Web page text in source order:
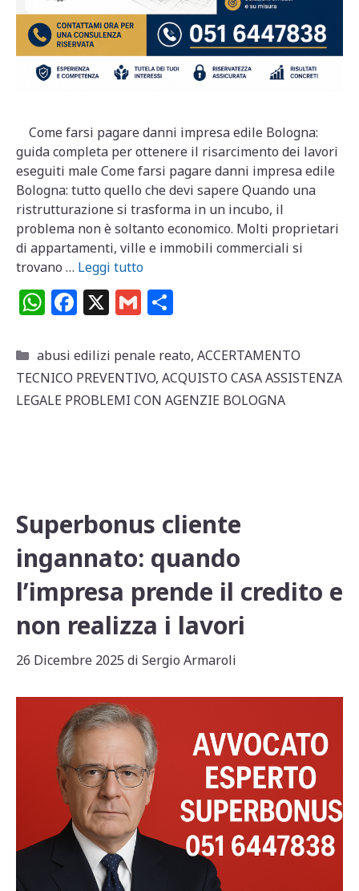
Come farsi pagare danni impresa edile Bologna:
guida completa per ottenere il risarcimento dei lavori
eseguiti male Come farsi pagare danni impresa edile
Bologna: tutto quello che devi sapere Quando una
ristrutturazione si trasforma in un incubo, il
problema non è soltanto economico. Molti proprietari
di appartamenti, ville e immobili commerciali si
trovano … Leggi tutto
W
at
s
A
F
c
e
b
X G
ai
l
n
di
vi
Categorie
abusi edilizi penale reato, ACCERTAMENTO
TECNICO PREVENTIVO, ACQUISTO CASA ASSISTENZA
LEGALE PROBLEMI CON AGENZIE BOLOGNA
Superbonus cliente
ingannato: quando
l’impresa prende il credito e
non realizza i lavori
26 Dicembre 2025 di Sergio Armaroli